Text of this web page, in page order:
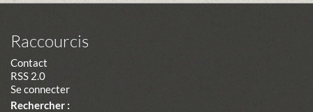
Raccourcis
Contact
RSS 2.0
Se connecter
Rechercher :